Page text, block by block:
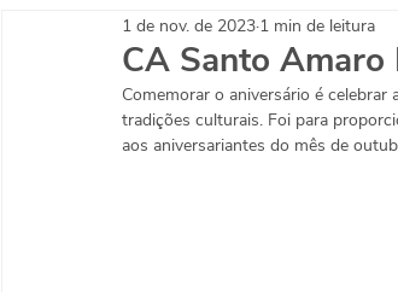
Ação Social Habitação
CA Santo
1 de nov. de 2023 1 min de leitura
Comemorar o aniversário é
tradições culturais. Foi para
aos aniversariantes do mês de